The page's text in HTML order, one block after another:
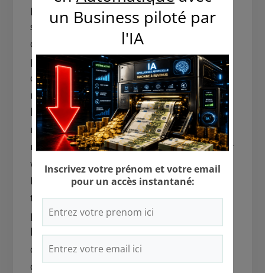
portée de vue pour vous aider à vous en
souvenir aussi fréquemment que possible. De
cette façon, votre cheminement va vous paraître
plus clair dans votre carrière professionnelle
comme dans votre gestion financière. Vous
risquerez moins de vous perdre dans le
labyrinthe des soucis financiers et vos dépenses
ne seront pas vaines. Économisez quand c’est
nécessaire et soyez patient pour pouvoir réaliser
vos plus grands rêves.
Rien ni personne ne vous oblige à tout dépenser
tout de suite, d’autant plus qu’avec une bonne
pratique, vous pouvez arriver à tenir jusqu’au
bout du mois, quel que soit votre budget pour
chaque période. Pensez à votre épanouissement
quand vous aurez atteint votre but grâce à des